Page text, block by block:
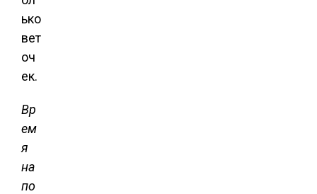
ько
вет
оч
ек.
Вр
ем
я
на
по